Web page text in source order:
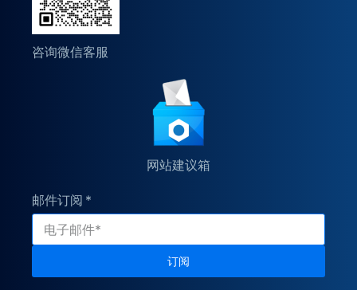
咨询微信客服
网站建议箱
邮件订阅
订阅